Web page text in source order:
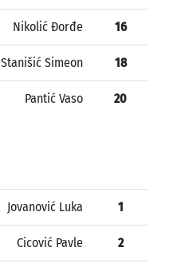
Nikolić Đorđe 16
Stanišić Simeon 18
Pantić Vaso 20
Jovanović Luka 1
Cicović Pavle 2